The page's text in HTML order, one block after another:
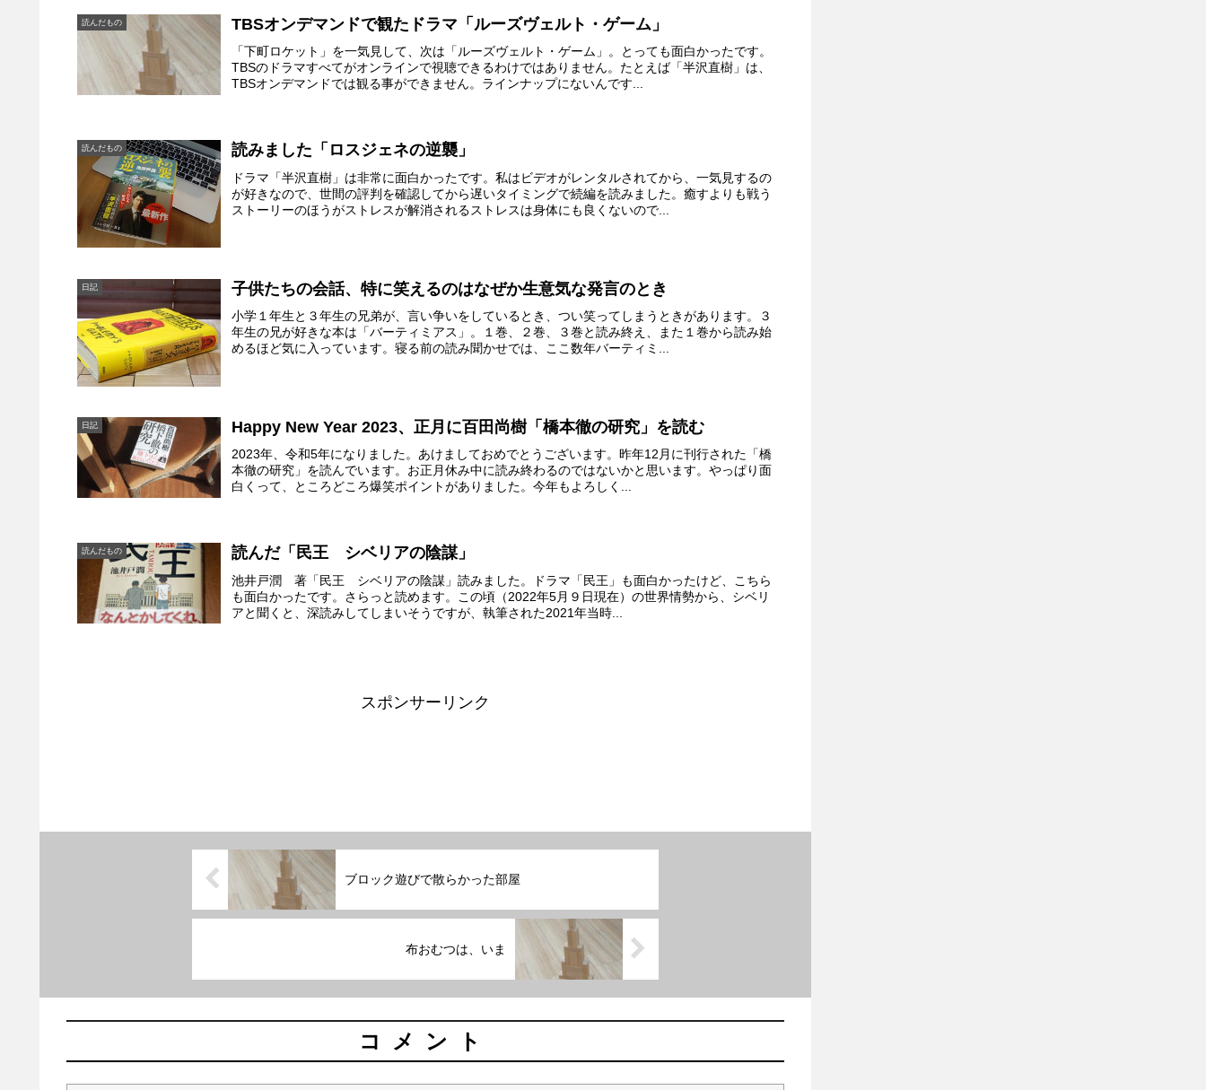
読んだもの TBSオンデマンドで観たドラマ「ルーズヴェルト・ゲーム」
「下町ロケット」を一気見して、次は「ルーズヴェルト・ゲーム」。とっても面白かったです。
TBSのドラマすべてがオンラインで視聴できるわけではありません。たとえば「半沢直樹」は、
TBSオンデマンドでは観る事ができません。ラインナップにないんです...
読んだもの 読みました「ロスジェネの逆襲」
ドラマ「半沢直樹」は非常に面白かったです。私はビデオがレンタルされてから、一気見するの
が好きなので、世間の評判を確認してから遅いタイミングで続編を読みました。癒すよりも戦う
ストーリーのほうがストレスが解消されるストレスは身体にも良くないので...
日記 子供たちの会話、特に笑えるのはなぜか生意気な発言のとき
小学１年生と３年生の兄弟が、言い争いをしているとき、つい笑ってしまうときがあります。３
年生の兄が好きな本は「バーティミアス」。１巻、２巻、３巻と読み終え、また１巻から読み始
めるほど気に入っています。寝る前の読み聞かせでは、ここ数年バーティミ...
日記 Happy New Year 2023、正月に百田尚樹「橋本徹の研究」を読む
2023年、令和5年になりました。あけましておめでとうございます。昨年12月に刊行された「橋
本徹の研究」を読んでいます。お正月休み中に読み終わるのではないかと思います。やっぱり面
白くって、ところどころ爆笑ポイントがありました。今年もよろしく...
読んだもの 読んだ「民王 シベリアの陰謀」
池井戸潤 著「民王 シベリアの陰謀」読みました。ドラマ「民王」も面白かったけど、こちら
も面白かったです。さらっと読めます。この頃（2022年5月９日現在）の世界情勢から、シベリ
アと聞くと、深読みしてしまいそうですが、執筆された2021年当時...
スポンサーリンク
ブロック遊びで散らかった部屋
布おむつは、いま
コメント